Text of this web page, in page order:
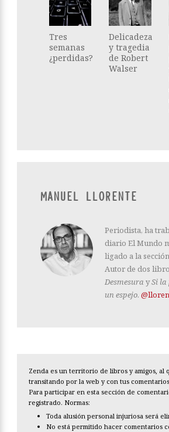
Tres
semanas
¿perdidas?
Delicadeza
y tragedia
de Robert
Walser
MANUEL LLORENTE
Periodista, ha
diario El Mundo
ligado a la
Autor de dos
Desmesura ySi
un espejo.
Zenda es un territorio de libros y amigos, al
transitando por la web y con tus
Para participar en esta sección de
registrado. Normas:
Toda alusión personal injuriosa será
No está permitido hacer comentarios